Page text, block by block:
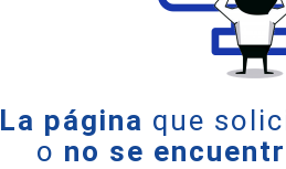
La página que
o no se